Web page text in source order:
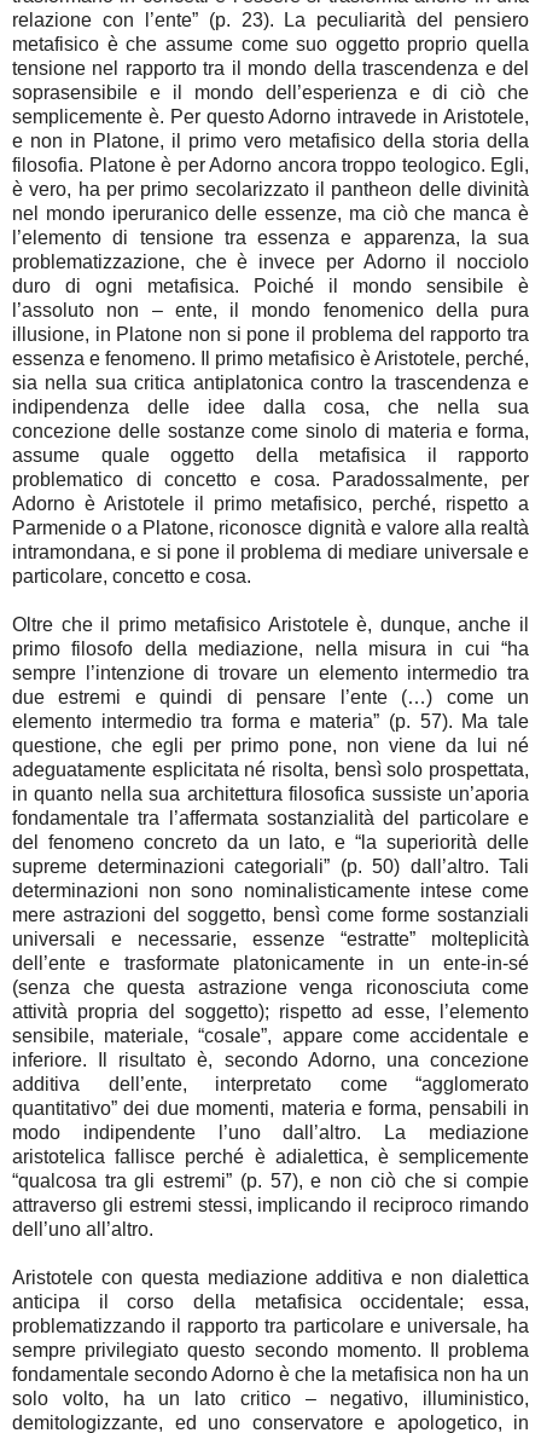
relazione con l’ente” (p. 23). La peculiarità del pensiero
metafisico è che assume come suo oggetto proprio quella
tensione nel rapporto tra il mondo della trascendenza e del
soprasensibile e il mondo dell’esperienza e di ciò che
semplicemente è. Per questo Adorno intravede in Aristotele,
e non in Platone, il primo vero metafisico della storia della
filosofia. Platone è per Adorno ancora troppo teologico. Egli,
è vero, ha per primo secolarizzato il pantheon delle divinità
nel mondo iperuranico delle essenze, ma ciò che manca è
l’elemento di tensione tra essenza e apparenza, la sua
problematizzazione, che è invece per Adorno il nocciolo
duro di ogni metafisica. Poiché il mondo sensibile è
l’assoluto non – ente, il mondo fenomenico della pura
illusione, in Platone non si pone il problema del rapporto tra
essenza e fenomeno. Il primo metafisico è Aristotele, perché,
sia nella sua critica antiplatonica contro la trascendenza e
indipendenza delle idee dalla cosa, che nella sua
concezione delle sostanze come sinolo di materia e forma,
assume quale oggetto della metafisica il rapporto
problematico di concetto e cosa. Paradossalmente, per
Adorno è Aristotele il primo metafisico, perché, rispetto a
Parmenide o a Platone, riconosce dignità e valore alla realtà
intramondana, e si pone il problema di mediare universale e
particolare, concetto e cosa.
Oltre che il primo metafisico Aristotele è, dunque, anche il
primo filosofo della mediazione, nella misura in cui “ha
sempre l’intenzione di trovare un elemento intermedio tra
due estremi e quindi di pensare l’ente (…) come un
elemento intermedio tra forma e materia” (p. 57). Ma tale
questione, che egli per primo pone, non viene da lui né
adeguatamente esplicitata né risolta, bensì solo prospettata,
in quanto nella sua architettura filosofica sussiste un’aporia
fondamentale tra l’affermata sostanzialità del particolare e
del fenomeno concreto da un lato, e “la superiorità delle
supreme determinazioni categoriali” (p. 50) dall’altro. Tali
determinazioni non sono nominalisticamente intese come
mere astrazioni del soggetto, bensì come forme sostanziali
universali e necessarie, essenze “estratte” molteplicità
dell’ente e trasformate platonicamente in un ente-in-sé
(senza che questa astrazione venga riconosciuta come
attività propria del soggetto); rispetto ad esse, l’elemento
sensibile, materiale, “cosale”, appare come accidentale e
inferiore. Il risultato è, secondo Adorno, una concezione
additiva dell’ente, interpretato come “agglomerato
quantitativo” dei due momenti, materia e forma, pensabili in
modo indipendente l’uno dall’altro. La mediazione
aristotelica fallisce perché è adialettica, è semplicemente
“qualcosa tra gli estremi” (p. 57), e non ciò che si compie
attraverso gli estremi stessi, implicando il reciproco rimando
dell’uno all’altro.
Aristotele con questa mediazione additiva e non dialettica
anticipa il corso della metafisica occidentale; essa,
problematizzando il rapporto tra particolare e universale, ha
sempre privilegiato questo secondo momento. Il problema
fondamentale secondo Adorno è che la metafisica non ha un
solo volto, ha un lato critico – negativo, illuministico,
demitologizzante, ed uno conservatore e apologetico, in